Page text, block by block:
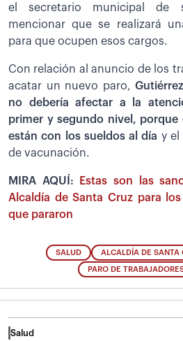
el secretario municipal de
mencionar que se realizará
para que ocupen esos cargos.
Con relación al anuncio de los
acatar un nuevo paro,
no debería afectar a la
primer y segundo nivel,
están con los sueldos al día y el
de vacunación.
MIRA AQUÍ:
Estas son las
Alcaldía de Santa Cruz para
que pararon
SALUD ALCALDÍA DE SANTA
PARO DE
Salud